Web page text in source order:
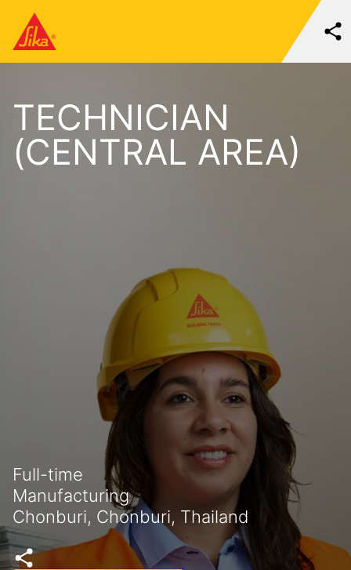
TECHNICIAN
(CENTRAL AREA)
Full-time
Manufacturing
Chonburi, Chonburi, Thailand